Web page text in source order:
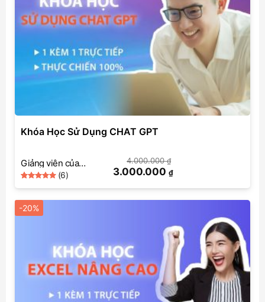
Khóa Học Sử Dụng CHAT GPT
Giảng viên của
SkillMall
5
based on
customer
ratings
(6)
4.000.000₫
3.000.000 ₫
-20%